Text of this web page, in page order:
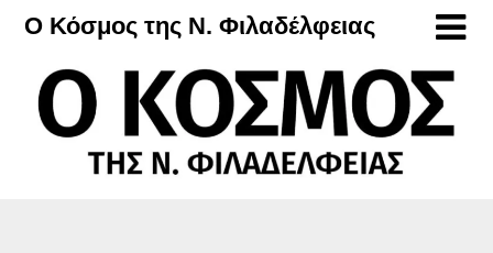
Μετάβαση
περιεχόμενο
Ο Κόσμος της Ν. Φιλαδέλφειας